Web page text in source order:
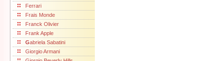
Ferrari
Frais Monde
Franck Olivier
Frank Apple
Gabriela Sabatini
Giorgio Armani